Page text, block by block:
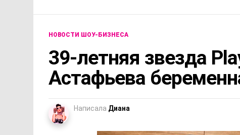
НОВОСТИ ШОУ-БИЗНЕСА
39-летняя звезда
Астафьева
Написала Диана